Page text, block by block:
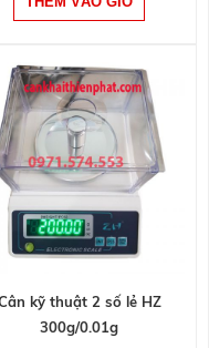
kỹ thuật 2 số lẻ HZ
300g/0.01g